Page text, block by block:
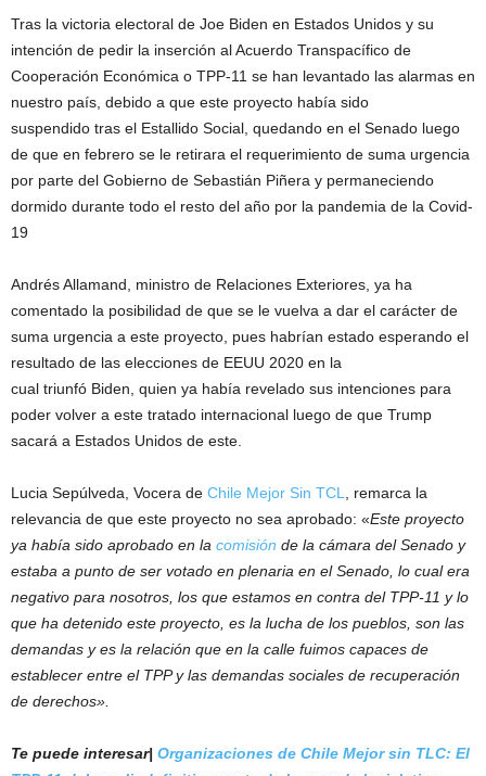
Tras la victoria electoral de Joe Biden en Estados Unidos y su
intención de pedir la inserción al Acuerdo Transpacífico de
Cooperación Económica o TPP-11 se han levantado las alarmas en
nuestro país, debido a que este proyecto había sido
suspendido tras el Estallido Social, quedando en el Senado luego
de que en febrero se le retirara el requerimiento de suma urgencia
por parte del Gobierno de Sebastián Piñera y permaneciendo
dormido durante todo el resto del año por la pandemia de la Covid-
19
Andrés Allamand, ministro de Relaciones Exteriores, ya ha
comentado la posibilidad de que se le vuelva a dar el carácter de
suma urgencia a este proyecto, pues habrían estado esperando el
resultado de las elecciones de EEUU 2020 en la
cual triunfó Biden, quien ya había revelado sus intenciones para
poder volver a este tratado internacional luego de que Trump
sacará a Estados Unidos de este.
Lucia Sepúlveda, Vocera de Chile Mejor Sin TCL
, remarca la
relevancia de que este proyecto no sea aprobado: «Este proyecto
ya había sido aprobado en la comisión de la cámara del Senado y
estaba a punto de ser votado en plenaria en el Senado , lo cual era
negativo para nosotros, los que estamos en contra del TPP-11 y lo
que ha detenido este proyecto, es la lucha de los pueblos, son las
demandas y es la relación que en la calle fuimos capaces de
establecer entre el TPP y las demandas sociales de recuperación
de derechos».
Te puede interesar| Organizaciones de Chile Mejor sin TLC: El